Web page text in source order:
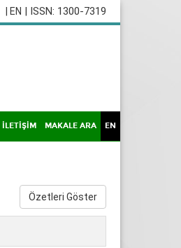
| ISSN: 1300-7319
| EN
İLETİŞİM MAKALE ARA EN
Özetleri Göster